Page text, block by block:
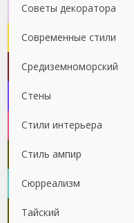
Советы декоратора
Современные стили
Средиземноморский
Стены
Стили интерьера
Стиль ампир
Сюрреализм
Тайский